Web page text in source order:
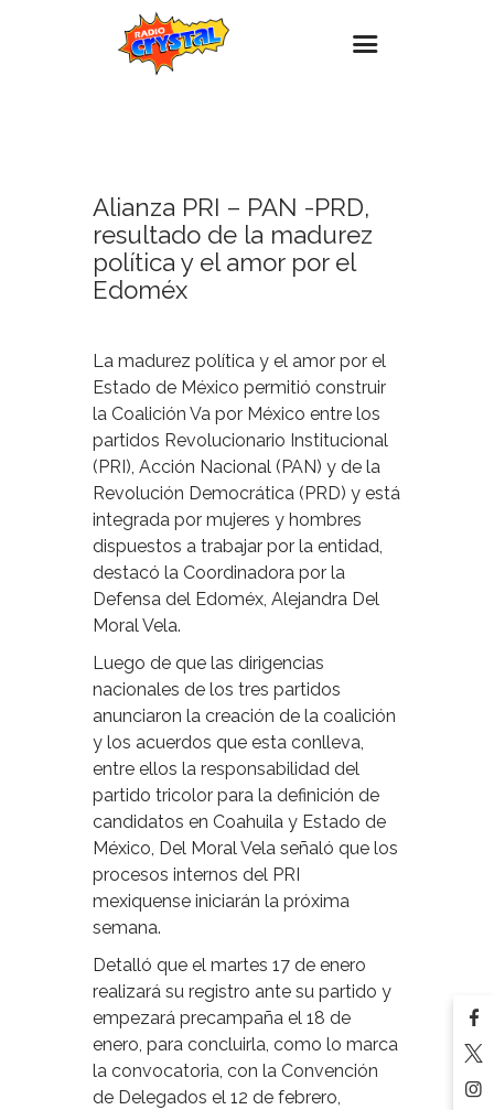
Eventos
Promociones
Noticias
Contacto
Alianza PRI – PAN -PRD,
resultado de la madurez
política y el amor por el
Edoméx
La madurez política y el amor por el
Estado de México permitió construir
la Coalición Va por México entre los
partidos Revolucionario Institucional
(PRI), Acción Nacional (PAN) y de la
Revolución Democrática (PRD) y está
integrada por mujeres y hombres
dispuestos a trabajar por la entidad,
destacó la Coordinadora por la
Defensa del Edoméx, Alejandra Del
Moral Vela.
Luego de que las dirigencias
nacionales de los tres partidos
anunciaron la creación de la coalición
y los acuerdos que esta conlleva,
entre ellos la responsabilidad del
partido tricolor para la definición de
candidatos en Coahuila y Estado de
México, Del Moral Vela señaló que los
procesos internos del PRI
mexiquense iniciarán la próxima
semana.
Detalló que el martes 17 de enero
realizará su registro ante su partido y
empezará precampaña el 18 de
enero, para concluirla, como lo marca
la convocatoria, con la Convención
de Delegados el 12 de febrero,